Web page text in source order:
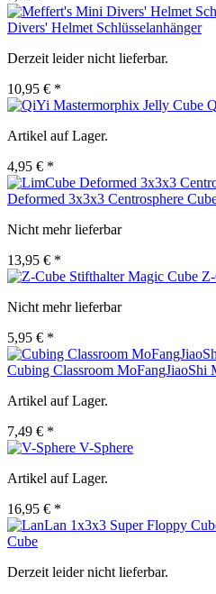
Divers' Helmet Schlüsselanhänger
Derzeit leider nicht lieferbar.
10,95 € *
Artikel auf Lager.
4,95 € *
Deformed 3x3x3 Centrosphere
Nicht mehr lieferbar
13,95 € *
Nicht mehr lieferbar
5,95 € *
Cubing Classroom MoFangJiaoShi
Artikel auf Lager.
7,49 € *
V-Sphere
Artikel auf Lager.
16,95 € *
Cube
Derzeit leider nicht lieferbar.